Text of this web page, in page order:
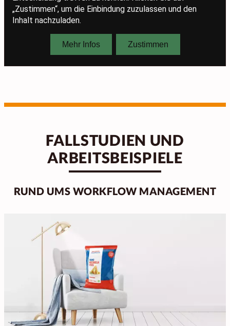
FALLSTUDIEN UND
ARBEITSBEISPIELE
RUND UMS WORKFLOW MANAGEMENT